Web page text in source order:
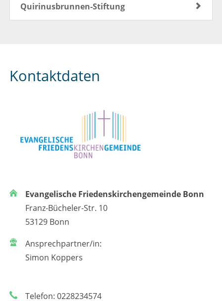
Quirinusbrunnen-Stiftung
Kontaktdaten
Evangelische Friedenskirchengemeinde Bonn
Franz-Bücheler-Str. 10
53129 Bonn
Ansprechpartner/in:
Simon Koppers
Telefon: 0228234574